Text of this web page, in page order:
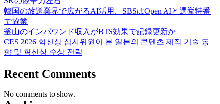
韓国の放送業界で広がるAI活用、SBSはOpen AIと選挙特番
で協業
釜山のインバウンド収入がBTS効果で記録更新か
CES 2026 혁신상 심사위원이 본 일본의 콘텐츠 제작 기술 동
향 및 혁신상 수상 전략
Recent Comments
No comments to show.